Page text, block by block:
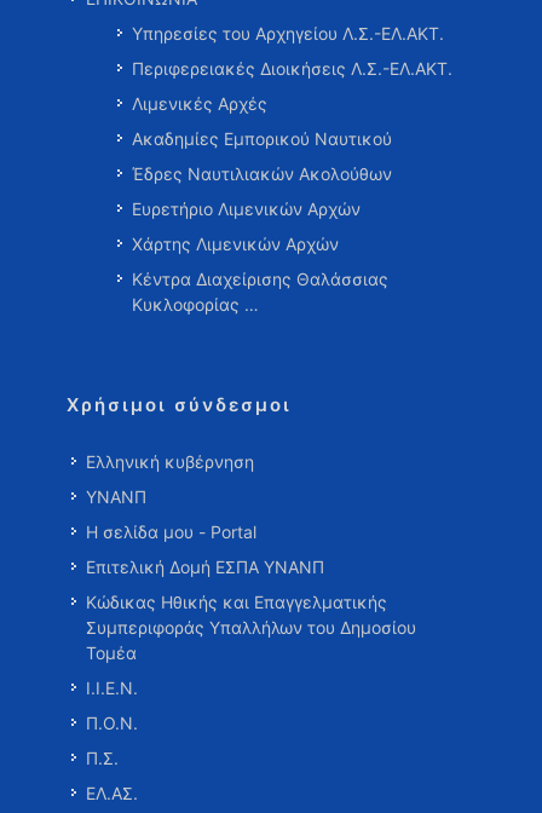
Υπηρεσίες του Αρχηγείου Λ.Σ.-ΕΛ.ΑΚΤ.
Περιφερειακές Διοικήσεις Λ.Σ.-ΕΛ.ΑΚΤ.
Λιμενικές Αρχές
Ακαδημίες Εμπορικού Ναυτικού
Έδρες Ναυτιλιακών Ακολούθων
Ευρετήριο Λιμενικών Αρχών
Χάρτης Λιμενικών Αρχών
Κέντρα Διαχείρισης Θαλάσσιας
Κυκλοφορίας …
Χρήσιμοι σύνδεσμοι
Ελληνική κυβέρνηση
ΥΝΑΝΠ
Η σελίδα μου - Portal
Επιτελική Δομή ΕΣΠΑ ΥΝΑΝΠ
Κώδικας Ηθικής και Επαγγελματικής
Συμπεριφοράς Υπαλλήλων του Δημοσίου
Τομέα
Ι.Ι.Ε.Ν.
Π.Ο.Ν.
Π.Σ.
ΕΛ.ΑΣ.